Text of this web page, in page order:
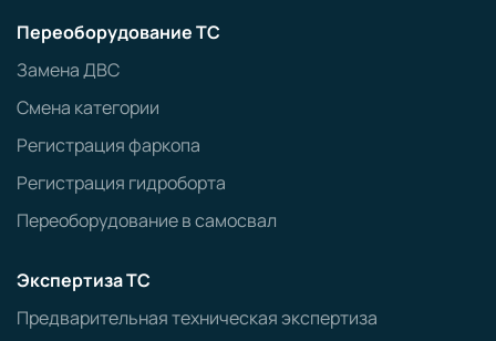
Переоборудование ТС
Замена ДВС
Смена категории
Регистрация фаркопа
Регистрация гидроборта
Переоборудование в самосвал
Экспертиза ТС
Предварительная техническая экспертиза